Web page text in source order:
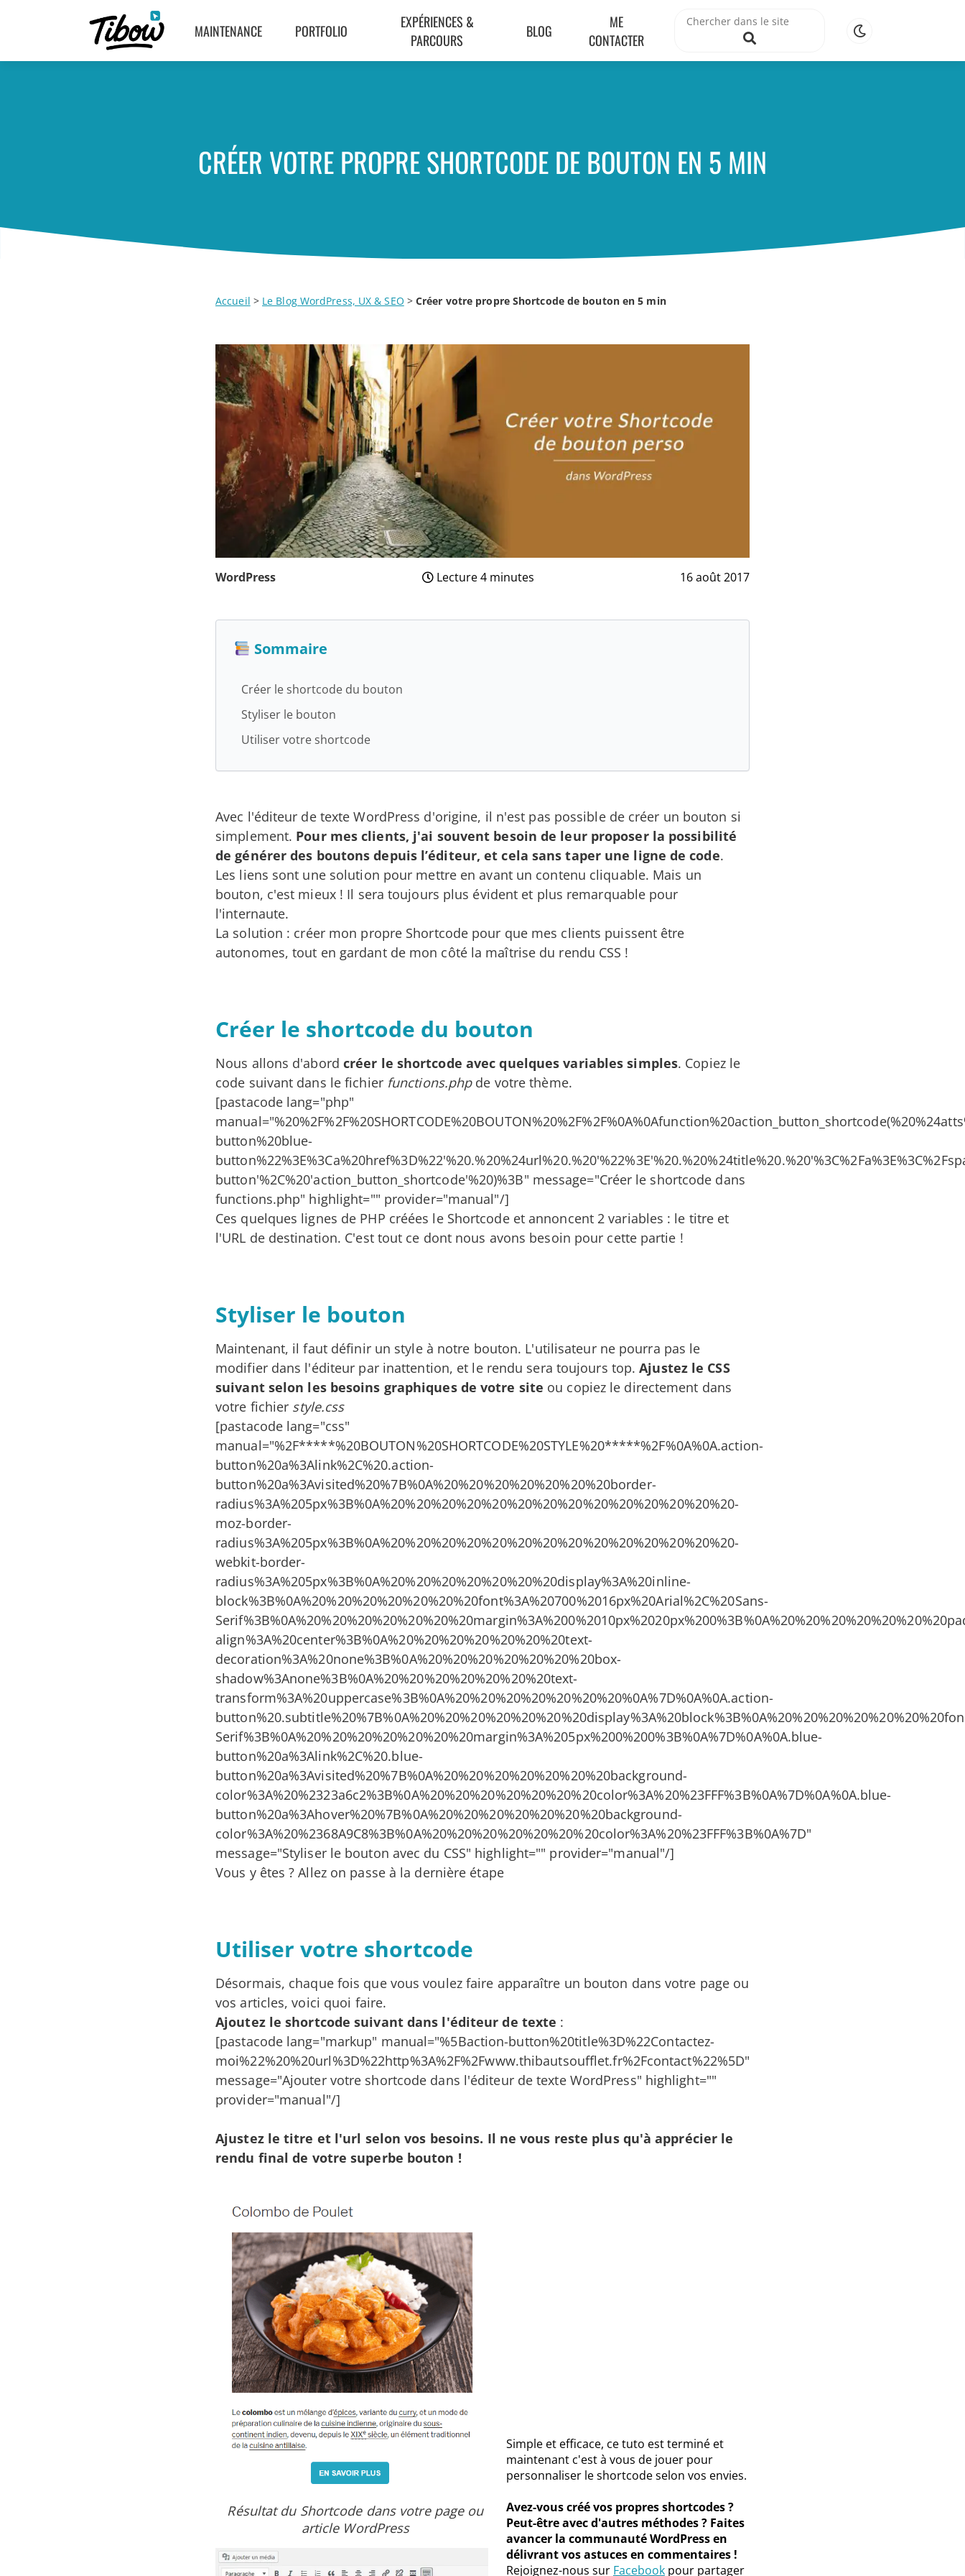
MAINTENANCE PORTFOLIO
EXPÉRIENCES &
PARCOURS
BLOG
ME
CONTACTER
CRÉER VOTRE PROPRE SHORTCODE DE BOUTON EN 5 MIN
Accueil > Le Blog WordPress, UX & SEO >Créer votre propre Shortcode de bouton en 5 min
WordPress Lecture 4 minutes 16 août 2017
3
2024
Sommaire
Créer le shortcode du bouton
Styliser le bouton
Utiliser votre shortcode
Avec l'éditeur de texte WordPress d'origine, il n'est pas possible de créer un bouton si
simplement. Pour mes clients, j'ai souvent besoin de leur proposer la possibilité
de générer des boutons depuis l’éditeur, et cela sans taper une ligne de code.
Les liens sont une solution pour mettre en avant un contenu cliquable. Mais un
bouton, c'est mieux ! Il sera toujours plus évident et plus remarquable pour
l'internaute.
La solution : créer mon propre Shortcode pour que mes clients puissent être
autonomes, tout en gardant de mon côté la maîtrise du rendu CSS !
Créer le shortcode du bouton
Nous allons d'abord créer le shortcode avec quelques variables simples. Copiez le
code suivant dans le fichier functions.phpde votre thème.
[pastacode lang="php"
button%20blue-
button'%2C%20'action_button_shortcode'%20)%3B" message="Créer le shortcode dans
functions.php" highlight="" provider="manual"/]
Ces quelques lignes de PHP créées le Shortcode et annoncent 2 variables : le titre et
l'URL de destination. C'est tout ce dont nous avons besoin pour cette partie !
Styliser le bouton
Maintenant, il faut définir un style à notre bouton. L'utilisateur ne pourra pas le
modifier dans l'éditeur par inattention, et le rendu sera toujours top.Ajustez le CSS
suivant selon les besoins graphiques de votre site ou copiez le directement dans
votre fichier style.css
[pastacode lang="css"
manual="%2F*****%20BOUTON%20SHORTCODE%20STYLE%20*****%2F%0A%0A.action-
button%20a%3Alink%2C%20.action-
button%20a%3Avisited%20%7B%0A%20%20%20%20%20%20%20border-
radius%3A%205px%3B%0A%20%20%20%20%20%20%20%20%20%20%20%20%20%20-
moz-border-
radius%3A%205px%3B%0A%20%20%20%20%20%20%20%20%20%20%20%20%20%20-
webkit-border-
radius%3A%205px%3B%0A%20%20%20%20%20%20%20display%3A%20inline-
block%3B%0A%20%20%20%20%20%20%20font%3A%20700%2016px%20Arial%2C%20Sans-
align%3A%20center%3B%0A%20%20%20%20%20%20%20text-
decoration%3A%20none%3B%0A%20%20%20%20%20%20%20box-
shadow%3Anone%3B%0A%20%20%20%20%20%20%20text-
transform%3A%20uppercase%3B%0A%20%20%20%20%20%20%20%0A%7D%0A%0A.action-
Serif%3B%0A%20%20%20%20%20%20%20margin%3A%205px%200%200%3B%0A%7D%0A%0A.blue-
button%20a%3Alink%2C%20.blue-
button%20a%3Avisited%20%7B%0A%20%20%20%20%20%20%20background-
color%3A%20%2323a6c2%3B%0A%20%20%20%20%20%20%20color%3A%20%23FFF%3B%0A%7D%0A%0A.blue-
button%20a%3Ahover%20%7B%0A%20%20%20%20%20%20%20background-
color%3A%20%2368A9C8%3B%0A%20%20%20%20%20%20%20color%3A%20%23FFF%3B%0A%7D"
message="Styliser le bouton avec du CSS" highlight="" provider="manual"/]
Vous y êtes ? Allez on passe à la dernière étape
Utiliser votre shortcode
Désormais, chaque fois que vous voulez faire apparaître un bouton dans votre page ou
vos articles, voici quoi faire.
Ajoutez le shortcode suivant dans l'éditeur de texte :
[pastacode lang="markup" manual="%5Baction-button%20title%3D%22Contactez-
moi%22%20%20url%3D%22http%3A%2F%2Fwww.thibautsoufflet.fr%2Fcontact%22%5D"
message="Ajouter votre shortcode dans l'éditeur de texte WordPress" highlight=""
provider="manual"/]
Ajustez le titre et l'url selon vos besoins. Il ne vous reste plus qu'à apprécier le
rendu final de votre superbe bouton !
Résultat du Shortcode dans votre page ou
article WordPress
Simple et efficace, ce tuto est terminé et
maintenant c'est à vous de jouer pour
personnaliser le shortcode selon vos envies.
Avez-vous créé vos propres shortcodes ?
Peut-être avec d'autres méthodes ? Faites
avancer la communauté WordPress en
délivrant vos astuces en commentaires !
Rejoignez-nous sur Facebook pour partager